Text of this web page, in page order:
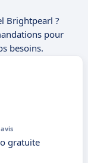
Brightpearl ?
pour
besoins.
gratuite